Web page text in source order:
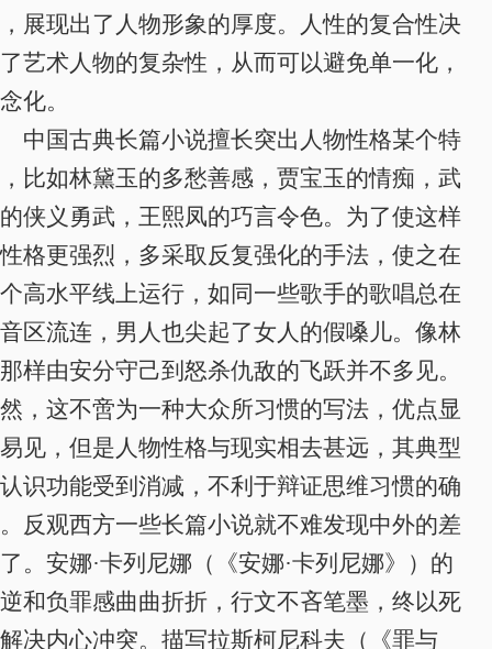
展现出了人物形象的厚度。
人性的复合性决
艺术人物的复杂性，从而可以避免单一化，
化。
古典长篇小说擅长突出人物性格某个特
比如林黛玉的多愁善感，贾宝玉的情痴，武
侠义勇武，王熙凤的巧言令色。为了使这样
格更强烈，多采取反复强化的手法，使之在
高水平线上运行，如同一些歌手的歌唱总在
区流连，男人也尖起了女人的假嗓儿。像林
样由安分守己到怒杀仇敌的飞跃并不多见。
，这不啻为一种大众所习惯的写法，优点显
见，但是人物性格与现实相去甚远，其典型
识功能受到消减，不利于辩证思维习惯的确
反观西方一些长篇小说就不难发现中外的差
。安娜·卡列尼娜（《安娜·卡列尼娜》）的
和负罪感曲曲折折，行文不吝笔墨，终以死
决内心冲突。描写拉斯柯尼科夫（《罪与